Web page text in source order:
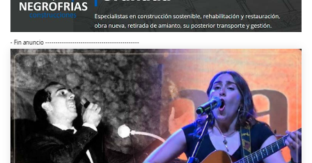
- Fin anuncio ---------------------------------------------